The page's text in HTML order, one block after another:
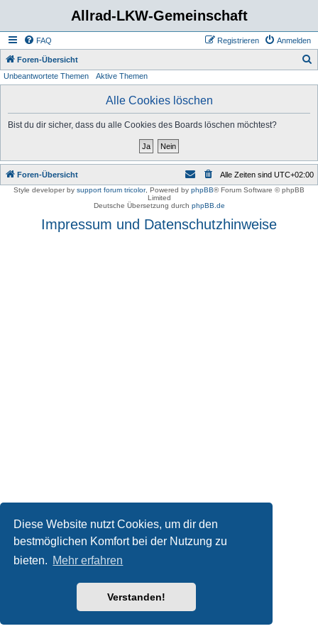
Diese Website nutzt Cookies, um dir den
bestmöglichen Komfort bei der Nutzung zu
bieten. Mehr erfahren
Verstanden!
Allrad-LKW-Gemeinschaft
FAQ Anmelden
Registrieren
Foren-Übersicht
Unbeantwortete Themen Aktive Themen
Alle Cookies löschen
Bist du dir sicher, dass du alle Cookies des Boards löschen möchtest?
Foren-Übersicht Alle Zeiten sind UTC+02:00
Style developer by support forum tricolor, Powered by phpBB® Forum Software © phpBB
Limited
Deutsche Übersetzung durch phpBB.de
Impressum und Datenschutzhinweise